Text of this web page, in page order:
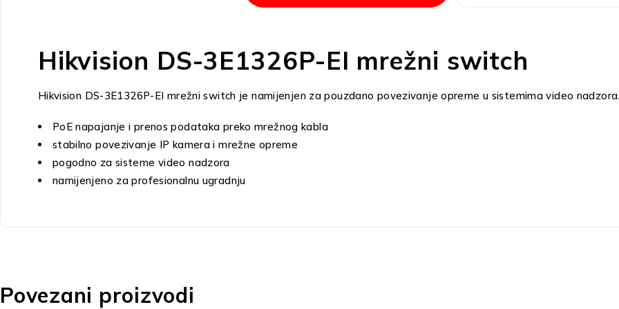
Hikvision DS-3E1326P-EI mrežni switch
Hikvision DS-3E1326P-EI mrežni switch je namijenjen za pouzdano povezivanje opreme u sistemima video
PoE napajanje i prenos podataka preko mrežnog kabla
stabilno povezivanje IP kamera i mrežne opreme
pogodno za sisteme video nadzora
namijenjeno za profesionalnu ugradnju
Povezani proizvodi